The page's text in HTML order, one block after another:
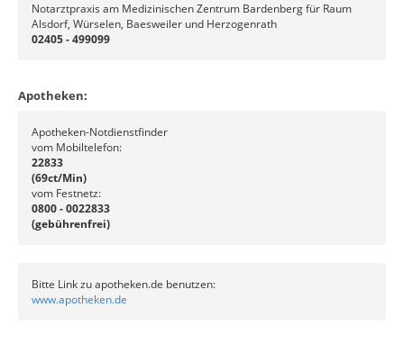
Notarztpraxis am Medizinischen Zentrum Bardenberg für Raum
Alsdorf, Würselen, Baesweiler und Herzogenrath
02405 - 499099
Apotheken:
Apotheken-Notdienstfinder
vom Mobiltelefon:
22833
(69ct/Min)
vom Festnetz:
0800 - 0022833
(gebührenfrei)
Bitte Link zu apotheken.de benutzen:
www.apotheken.de